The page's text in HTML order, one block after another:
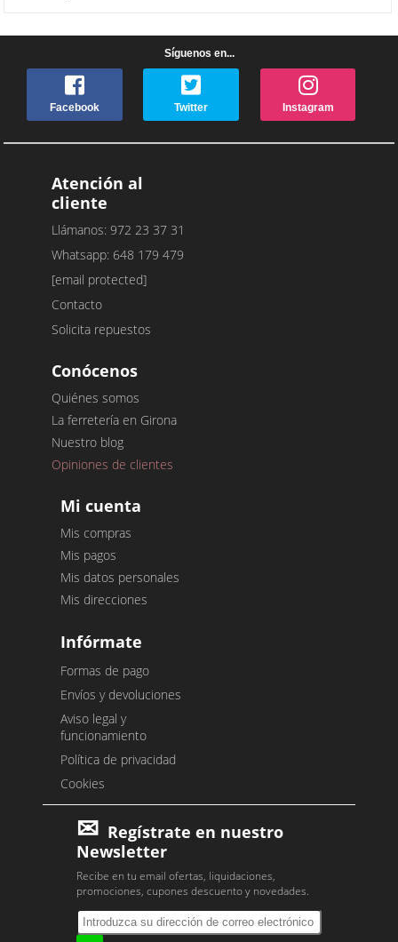
Síguenos en...
Facebook Twitter Instagram
Atención al
cliente
Llámanos: 972 23 37 31
Whatsapp: 648 179 479
[email protected]
Contacto
Solicita repuestos
Conócenos
Quiénes somos
La ferretería en Girona
Nuestro blog
Opiniones de clientes
Mi cuenta
Mis compras
Mis pagos
Mis datos personales
Mis direcciones
Infórmate
Formas de pago
Envíos y devoluciones
Aviso legal y
funcionamiento
Política de privacidad
Cookies
Regístrate en nuestro
Newsletter
Recibe en tu email ofertas, liquidaciones,
promociones, cupones descuento y novedades.